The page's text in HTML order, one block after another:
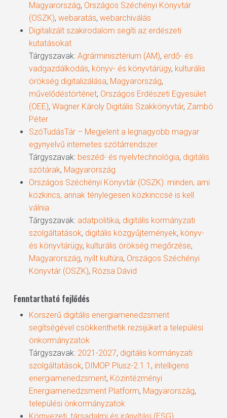
Magyarország, Országos Széchényi Könyvtár
(OSZK), webaratás, webarchiválás
Digitalizált szakirodalom segíti az erdészeti
kutatásokat
Tárgyszavak: Agrárminisztérium (AM), erdő- és
vadgazdálkodás, könyv- és könyvtárügy, kulturális
örökség digitalizálása, Magyarország,
művelődéstörténet, Országos Erdészeti Egyesület
(OEE), Wagner Károly Digitális Szakkönyvtár, Zambó
Péter
SzóTudásTár – Megjelent a legnagyobb magyar
egynyelvű internetes szótárrendszer
Tárgyszavak: beszéd- és nyelvtechnológia, digitális
szótárak, Magyarország
Országos Széchényi Könyvtár (OSZK): minden, ami
közkincs, annak ténylegesen közkinccsé is kell
válnia
Tárgyszavak: adatpolitika, digitális kormányzati
szolgáltatások, digitális közgyűjtemények, könyv-
és könyvtárügy, kulturális örökség megőrzése,
Magyarország, nyílt kultúra, Országos Széchényi
Könyvtár (OSZK), Rózsa Dávid
Fenntartható fejlődés
Korszerű digitális energiamenedzsment
segítségével csökkenthetik rezsijüket a települési
önkormányzatok
Tárgyszavak: 2021-2027, digitális kormányzati
szolgáltatások, DIMOP Plusz-2.1.1 , intelligens
energiamenedzsment, Közintézményi
Energiamenedzsment Platform, Magyarország,
települési önkormányzatok